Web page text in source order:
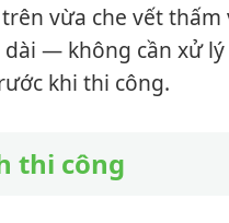
vừa che vết thấm
dài — không cần xử
khi thi công.
thi công